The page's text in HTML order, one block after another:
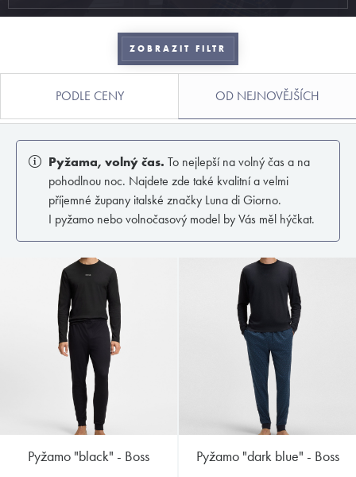
ZOBRAZIT FILTR
PODLE CENY OD NEJNOVĚJŠÍCH
Pyžama, volný čas. To nejlepší na volný čas a na
pohodlnou noc. Najdete zde také kvalitní a velmi
příjemné župany italské značky Luna di Giorno.
I pyžamo nebo volnočasový model by Vás měl hýčkat.
pyžamo "black" - Boss pyžamo "dark blue" - Boss